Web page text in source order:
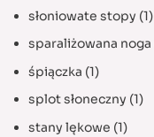
słoniowate stopy (1)
sparaliżowana noga
śpiączka (1)
splot słoneczny (1)
stany lękowe (1)